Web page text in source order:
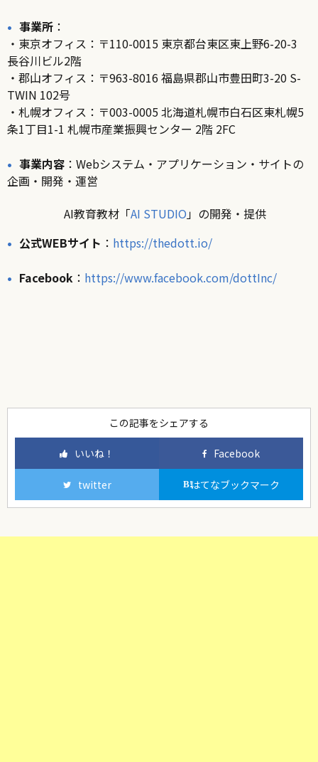
事業所 ：
・東京オフィス：〒110-0015 東京都台東区東上野6-20-3
長谷川ビル2階
・郡山オフィス：〒963-8016 福島県郡山市豊田町3-20 S-
TWIN 102号
・札幌オフィス：〒003-0005 北海道札幌市白石区東札幌5
条1丁目1-1 札幌市産業振興センター 2階 2FC
事業内容 ：Webシステム・アプリケーション・サイトの
企画・開発・運営
AI教育教材「AI STUDIO」の開発・提供
公式WEBサイト ： https://thedott.io/
Facebook ： https://www.facebook.com/dottInc/
この記事をシェアする